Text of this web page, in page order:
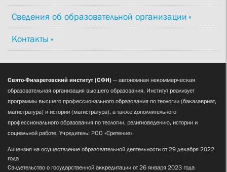
Сведения об образовательной организации
Контакты
Свято-Филаретовский институт (СФИ) — автономная некоммерческая
образовательная организация высшего образования. Институт реализует
программы высшего профессионального образования по теологии (бакалавриат,
магистратура) и истории (магистратура), а также дополнительного
профессионального образования по теологии, религиоведению, истории и
социальной работе. Учредитель: РОО «Сретение».
Лицензия на осуществление образовательной деятельности от 29 декабря 2022
года
Свидетельство о государственной аккредитации от 26 января 2023 года